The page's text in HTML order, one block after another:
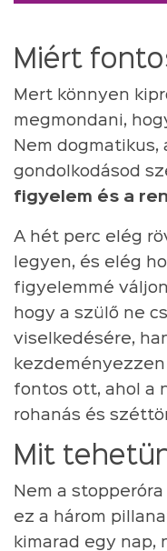
Miért
Mert könnyen
megmondani,
Nem dogmatikus,
gondolkodásod
figyelem és a
A hét perc elég
legyen, és elég
figyelemmé
hogy a szülő ne
viselkedésére,
fontos ott, ahol a
rohanás és
Mit
Nem a
ez a három
kimarad egy nap,